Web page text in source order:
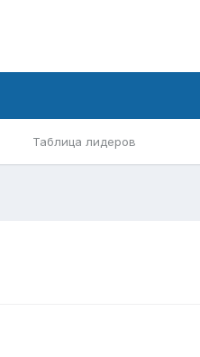
Таблица лидеров